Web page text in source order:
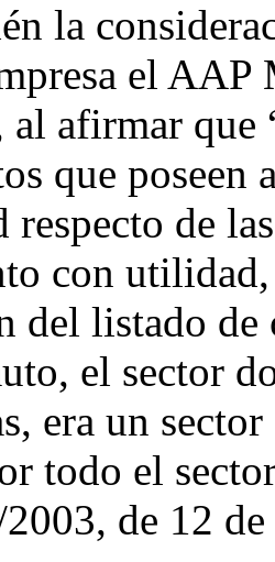
la
el
al afirmar que
que poseen
de
con
del listado de
el sector
era un sector
todo el
de 12